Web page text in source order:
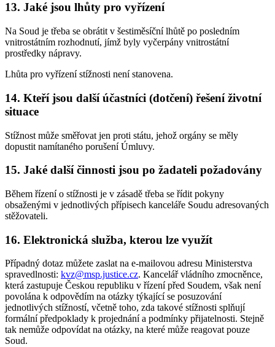
13. Jaké jsou lhůty pro vyřízení
Na Soud je třeba se obrátit v šestiměsíční lhůtě po posledním
vnitrostátním rozhodnutí, jímž byly vyčerpány vnitrostátní
prostředky nápravy.
Lhůta pro vyřízení stížnosti není stanovena.
14. Kteří jsou další účastníci (dotčení) řešení životní
situace
Stížnost může směřovat jen proti státu, jehož orgány se měly
dopustit namítaného porušení Úmluvy.
15. Jaké další činnosti jsou po žadateli požadovány
Během řízení o stížnosti je v zásadě třeba se řídit pokyny
obsaženými v jednotlivých přípisech kanceláře Soudu adresovaných
stěžovateli.
16. Elektronická služba, kterou lze využít
Případný dotaz můžete zaslat na e-mailovou adresu Ministerstva
spravedlnosti: kvz@msp.justice.cz. Kancelář vládního zmocněnce,
která zastupuje Českou republiku v řízení před Soudem, však není
povolána k odpovědím na otázky týkající se posuzování
jednotlivých stížností, včetně toho, zda takové stížnosti splňují
formální předpoklady k projednání a podmínky přijatelnosti. Stejně
tak nemůže odpovídat na otázky, na které může reagovat pouze
Soud.